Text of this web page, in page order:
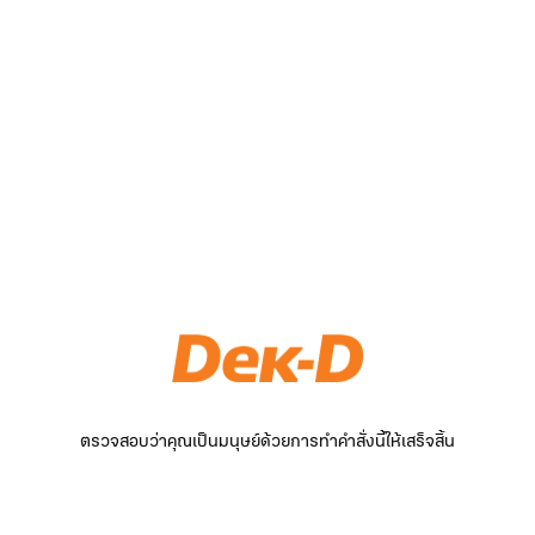
ตรวจสอบว่าคุณเป็นมนุษย์ด้วยการทำคำสั่งนี้ให้เสร็จสิ้น